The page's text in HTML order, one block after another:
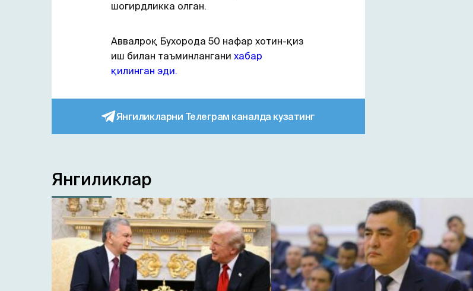
шогирдликка олган.
Аввалроқ Бухорода 50 нафар хотин-қиз
иш билан таъминлангани хабар
қилинган эди.
Янгиликларни Телеграм каналда кузатинг
Янгиликлар